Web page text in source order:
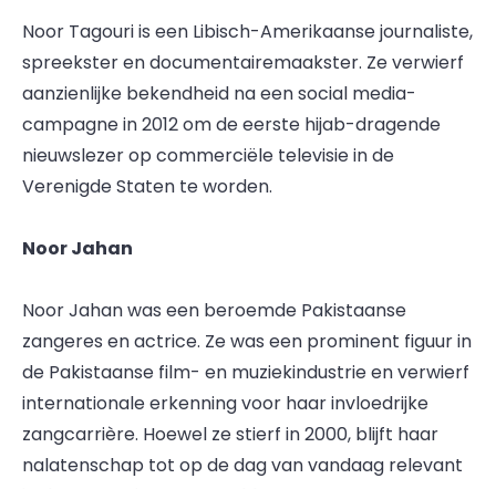
Noor Tagouri is een Libisch-Amerikaanse journaliste,
spreekster en documentairemaakster. Ze verwierf
aanzienlijke bekendheid na een social media-
campagne in 2012 om de eerste hijab-dragende
nieuwslezer op commerciële televisie in de
Verenigde Staten te worden.
Noor Jahan
Noor Jahan was een beroemde Pakistaanse
zangeres en actrice. Ze was een prominent figuur in
de Pakistaanse film- en muziekindustrie en verwierf
internationale erkenning voor haar invloedrijke
zangcarrière. Hoewel ze stierf in 2000, blijft haar
nalatenschap tot op de dag van vandaag relevant